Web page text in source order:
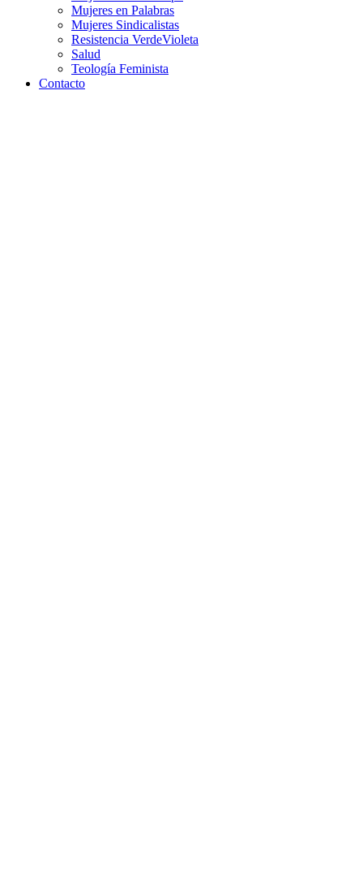
Mujeres en Palabras
Mujeres Sindicalistas
Resistencia VerdeVioleta
Salud
Teología Feminista
Contacto